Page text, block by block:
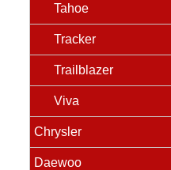
Tahoe
Tracker
Trailblazer
Viva
Chrysler
Daewoo